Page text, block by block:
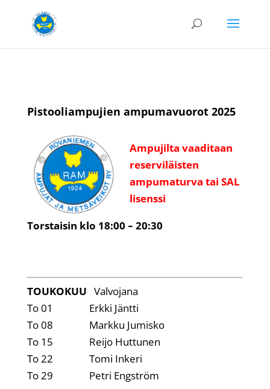
Pistooliampujien ampumavuorot 2025
Ampujilta vaaditaan
reserviläisten
ampumaturva tai SAL
lisenssi
Torstaisin klo 18:00 – 20:30
TOUKOKUU Valvojana
To 01 Erkki Jäntti
To 08 Markku Jumisko
To 15 Reijo Huttunen
To 22 Tomi Inkeri
To 29 Petri Engström